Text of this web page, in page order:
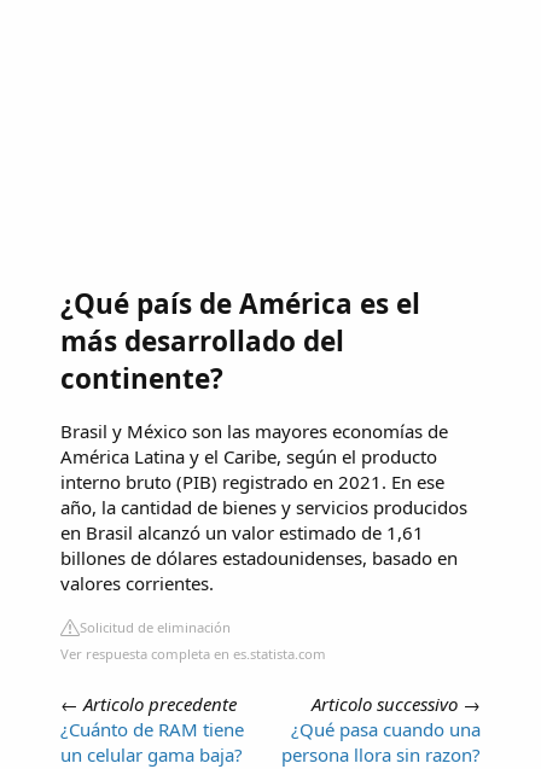
¿Qué país de América es el
más desarrollado del
continente?
Brasil y México son las mayores economías de
América Latina y el Caribe, según el producto
interno bruto (PIB) registrado en 2021. En ese
año, la cantidad de bienes y servicios producidos
en Brasil alcanzó un valor estimado de 1,61
billones de dólares estadounidenses, basado en
valores corrientes.
Solicitud de eliminación
Ver respuesta completa en es.statista.com
←Articolo precedente
¿Cuánto de RAM tiene
un celular gama baja?
Articolo successivo →
¿Qué pasa cuando una
persona llora sin razon?